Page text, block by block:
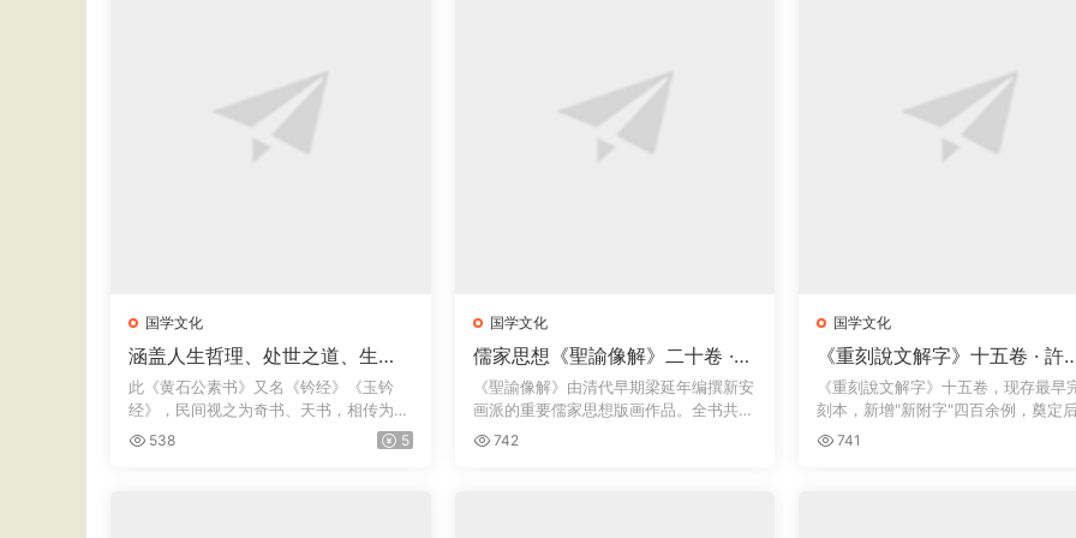
国学文化
涵盖人生哲理、处世之道、生活
策略、政治谋略集大成民间谋略
奇书《黄石公素书》一卷 · 秦汉
五年刊本
此《黄石公素书》又名《钤经》《玉钤
经》，民间视之为奇书、天书，相传为秦
末道家...
538 5
国学文化
儒家思想《聖諭像解》二十卷 ·
梁延年 · 咸丰丙辰广州味经堂书
坊重刻藏版
《聖諭像解》由清代早期梁延年编撰新安
画派的重要儒家思想版画作品‌。全书共收
录24...
742
国学文化
《重刻說文解字》十五卷 · 許
愼、徐鉉校定、朱筠雕刻、徐
校定 · 椒化吟舫藏版 · 1773
《重刻說文解字》十五卷，现存最早
刻本，新增"新附字"四百余例，奠定
通行...
741